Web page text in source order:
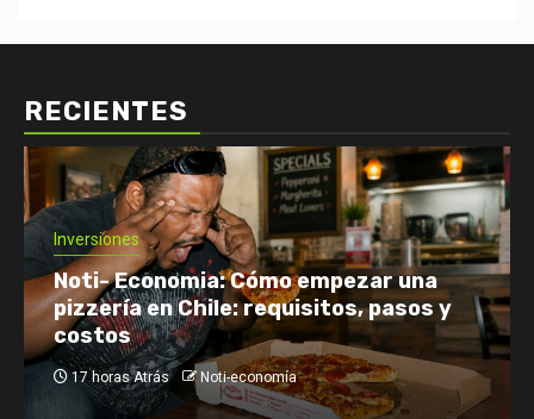
RECIENTES
Economía: Noticias Emprendimiento y Negocios
Finanzas: Noticias y Consejos Inversiones
Netflix enfrenta el reto de retener a
su audiencia
20 horas Atrás Noti-economía